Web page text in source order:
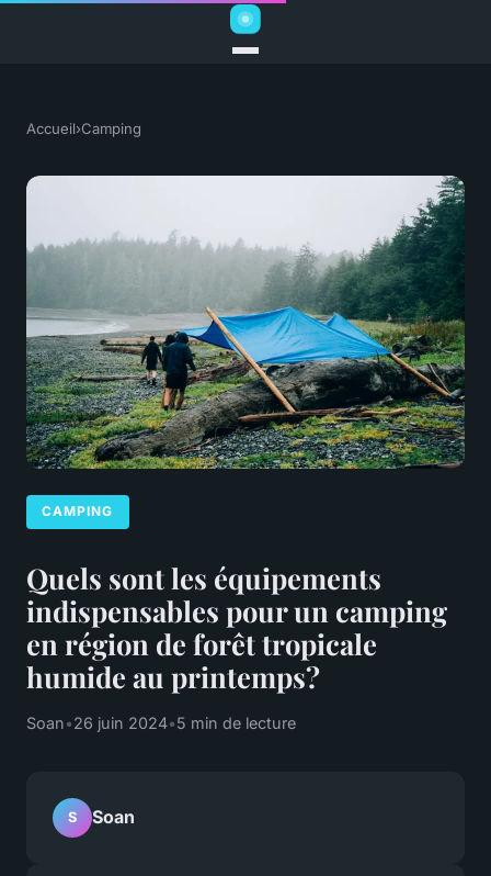
Accueil›Camping
CAMPING
Quels sont les équipements
indispensables pour un camping
en région de forêt tropicale
humide au printemps?
Soan•26 juin 2024•5 min de lecture
S Soan